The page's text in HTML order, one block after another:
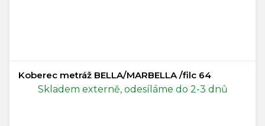
Koberec metráž BELLA/MARBELLA /filc 64
Skladem externě, odesíláme do 2-3 dnů